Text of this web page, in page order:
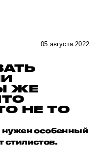
05 августа 2022
ЖЕ
НЕ ТО
особенный
стилистов.